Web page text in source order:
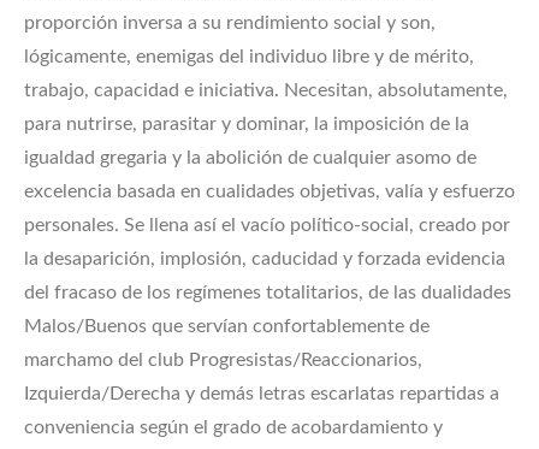
proporción inversa a su rendimiento social y son,
lógicamente, enemigas del individuo libre y de mérito,
trabajo, capacidad e iniciativa. Necesitan, absolutamente,
para nutrirse, parasitar y dominar, la imposición de la
igualdad gregaria y la abolición de cualquier asomo de
excelencia basada en cualidades objetivas, valía y esfuerzo
personales. Se llena así el vacío político-social, creado por
la desaparición, implosión, caducidad y forzada evidencia
del fracaso de los regímenes totalitarios, de las dualidades
Malos/Buenos que servían confortablemente de
marchamo del club Progresistas/Reaccionarios,
Izquierda/Derecha y demás letras escarlatas repartidas a
conveniencia según el grado de acobardamiento y